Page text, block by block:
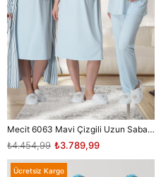
Mecit 6063 Mavi Çizgili Uzun Sabahlıklı Gecelik Pijama Lohusa Set
₺3.789,99
₺4.454,99
Ücretsiz Kargo